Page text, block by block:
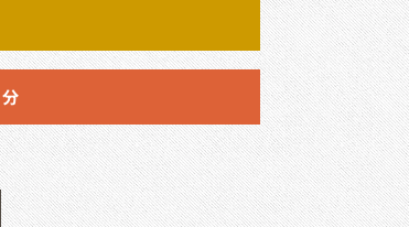
分